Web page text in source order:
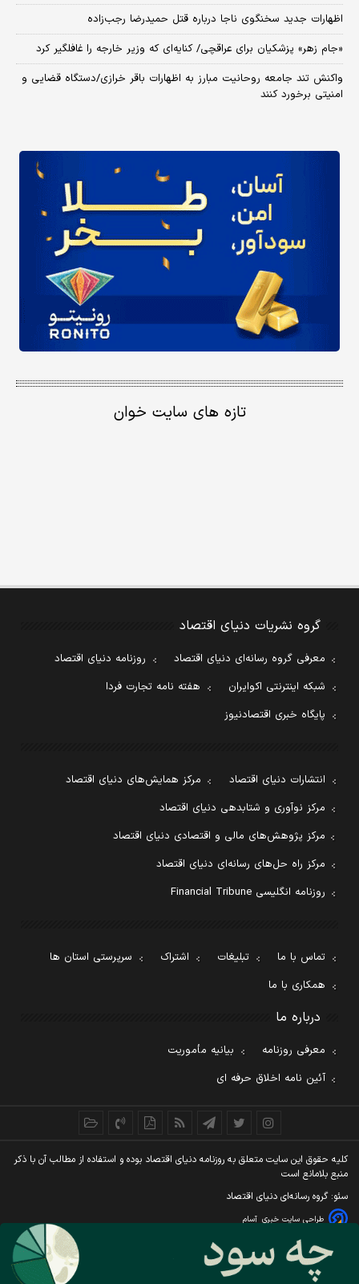
اظهارات جدید سخنگوی ناجا درباره قتل حمیدرضا رجب‌زاده
«جام زهر» پزشکیان برای عراقچی/ کنایه‌ای که وزیر خارجه را غافلگیر کرد
واکنش تند جامعه روحانیت مبارز به اظهارات باقر خرازی/دستگاه قضایی و
امنیتی برخورد کنند
تازه های سایت خوان
گروه نشریات دنیای اقتصاد
معرفی گروه رسانه‌ای دنیای اقتصاد
روزنامه دنیای اقتصاد
شبکه اینترنتی اکوایران
هفته نامه تجارت فردا
پایگاه خبری اقتصادنیوز
انتشارات دنیای اقتصاد
مرکز همایش‌های دنیای اقتصاد
مرکز نوآوری و شتابدهی دنیای اقتصاد
مرکز پژوهش‌های مالی و اقتصادی دنیای اقتصاد
مرکز راه حل‌های رسانه‌ای دنیای اقتصاد
روزنامه انگلیسی Financial Tribune
تماس با ما تبلیغات اشتراک
سرپرستی استان ها
همکاری با ما
درباره ما
معرفی روزنامه
بیانیه مأموریت
آئین نامه اخلاق حرفه ای
کليه حقوق اين سايت متعلق به روزنامه دنيای اقتصاد بوده و استفاده از مطالب آن با ذکر
منبع بلامانع است
سئو: گروه رسانه‌ای دنیای اقتصاد
طراحی سایت خبری آسام